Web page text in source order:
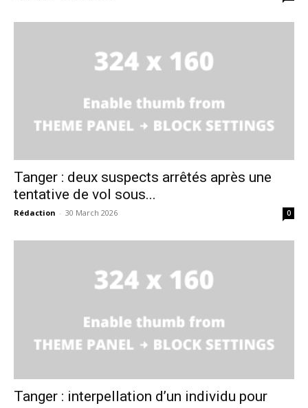
le1.ma
l'information
Tanger : deux suspects arrêtés après une
tentative de vol sous...
Rédaction - 30 March 2026 0
Tanger : interpellation d’un individu pour